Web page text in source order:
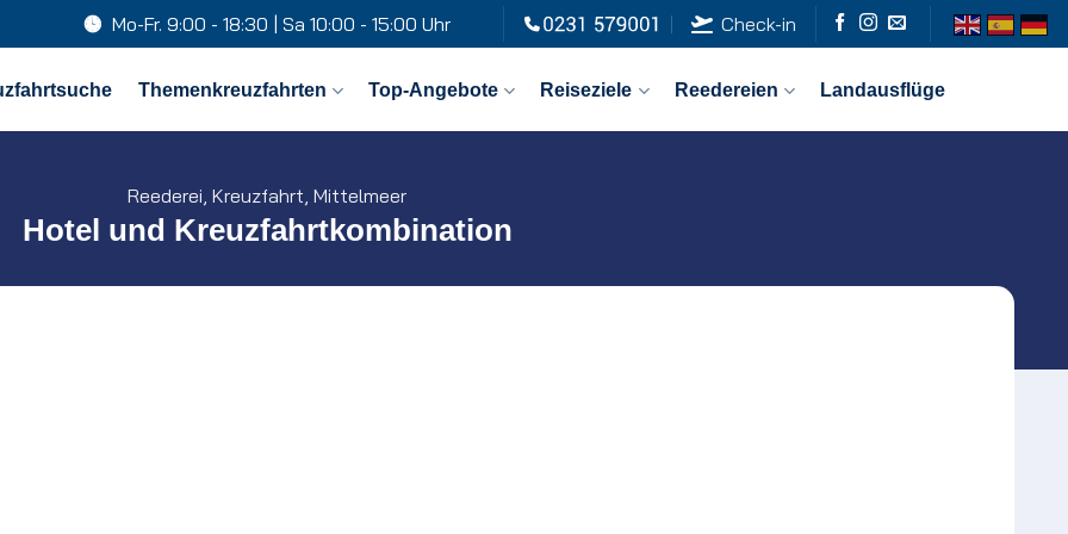
Mo-Fr. 9:00 - 18:30 | Sa 10:00 - 15:00 Uhr Check-in
Themenkreuzfahrten Top-Angebote Reiseziele Reedereien Landausflüge
Reederei, Kreuzfahrt, Mittelmeer
Hotel und Kreuzfahrtkombination